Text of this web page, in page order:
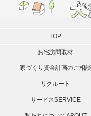
TOP
お宅訪問取材
家づくり資金計画のご相談
リクルート
サービスSERVICE